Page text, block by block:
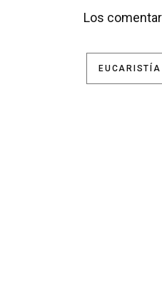
Los
EUCARISTÍA